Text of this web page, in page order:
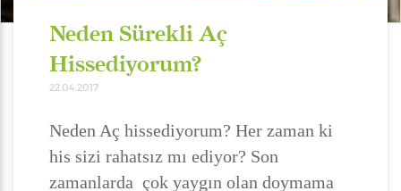
Neden Sürekli Aç
Hissediyorum?
22.04.2017
Neden Aç hissediyorum? Her zaman ki
his sizi rahatsız mı ediyor? Son
zamanlarda çok yaygın olan doymama